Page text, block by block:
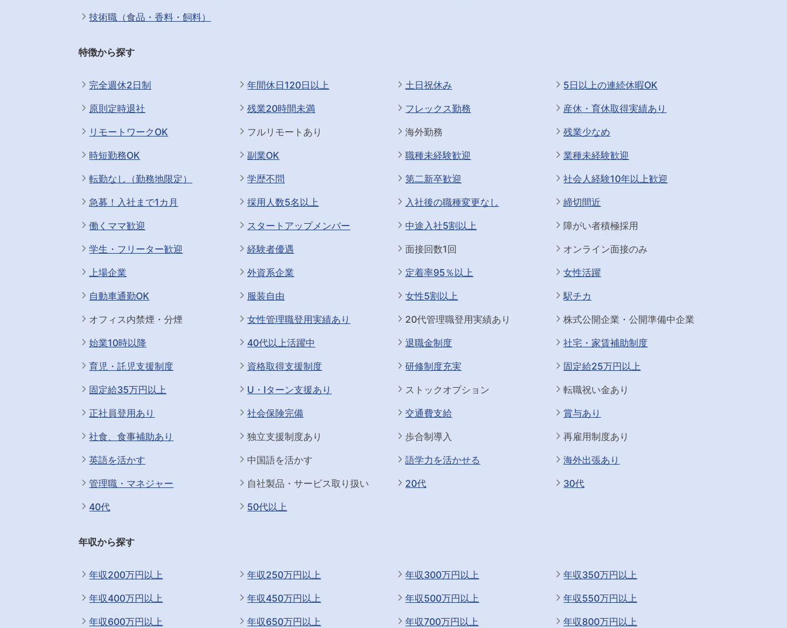
技術職（食品・香料・飼料）
特徴から探す
完全週休2日制 年間休日120日以上 土日祝休み
5日以上の連続休暇OK
原則定時退社
残業20時間未満 フレックス勤務
産休・育休取得実績あり
リモートワークOK
フルリモートあり 海外勤務
残業少なめ
時短勤務OK
副業OK 職種未経験歓迎
業種未経験歓迎
転勤なし（勤務地限定）
学歴不問 第二新卒歓迎
社会人経験10年以上歓迎
急募！入社まで1カ月
採用人数5名以上 入社後の職種変更なし
締切間近
働くママ歓迎
スタートアップメンバー 中途入社5割以上
障がい者積極採用
学生・フリーター歓迎
経験者優遇 面接回数1回
オンライン面接のみ
上場企業
外資系企業 定着率95％以上
女性活躍
自動車通勤OK
服装自由 女性5割以上
駅チカ
オフィス内禁煙・分煙
女性管理職登用実績あり 20代管理職登用実績あり
株式公開企業・公開準備中企業
始業10時以降
40代以上活躍中 退職金制度
社宅・家賃補助制度
育児・託児支援制度
資格取得支援制度 研修制度充実
固定給25万円以上
固定給35万円以上
U・Iターン支援あり ストックオプション
転職祝い金あり
正社員登用あり
社会保険完備 交通費支給
賞与あり
社食、食事補助あり
独立支援制度あり 歩合制導入
再雇用制度あり
英語を活かす
中国語を活かす 語学力を活かせる
海外出張あり
管理職・マネジャー
自社製品・サービス取り扱い 20代
30代
40代
50代以上
年収から探す
年収200万円以上 年収250万円以上 年収300万円以上
年収350万円以上
年収400万円以上
年収450万円以上 年収500万円以上
年収550万円以上
年収600万円以上
年収650万円以上 年収700万円以上
年収800万円以上